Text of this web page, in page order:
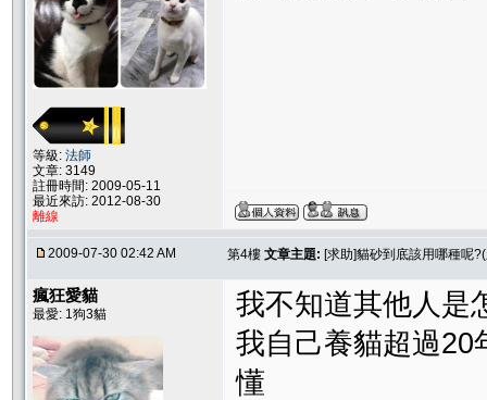
等級: 法師
文章: 3149
註冊時間: 2009-05-11
最近來訪: 2012-08-30
離線
2009-07-30 02:42 AM 第4樓 文章主題: [求助]貓砂到底該用哪種呢
瘋狂愛貓
最愛: 1狗3貓
我不知道其他人是
我自己養貓超過20
懂